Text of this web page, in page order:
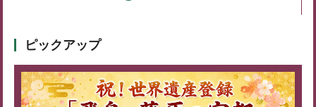
ピックアップ